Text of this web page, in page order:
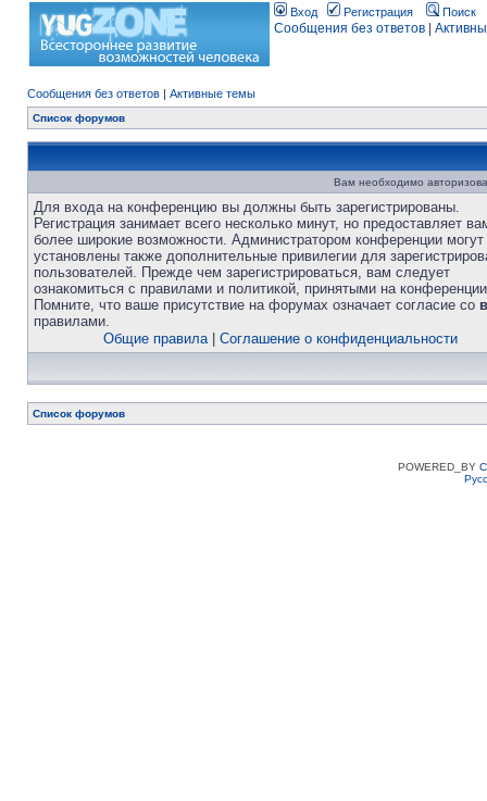
Вход Регистрация Поиск
Сообщения без ответов
Сообщения без ответов | Активные темы
Список форумов
Вам необходимо
Для входа на конференцию вы должны быть зарегистрированы.
Регистрация занимает всего несколько минут, но предоставляет
более широкие возможности. Администратором конференции
установлены также дополнительные привилегии для
пользователей. Прежде чем зарегистрироваться, вам следует
ознакомиться с правилами и политикой, принятыми на
Помните, что ваше присутствие на форумах означает согласие со
правилами.
Общие правила| Соглашение о конфиденциальности
Список форумов
POWERED_BY